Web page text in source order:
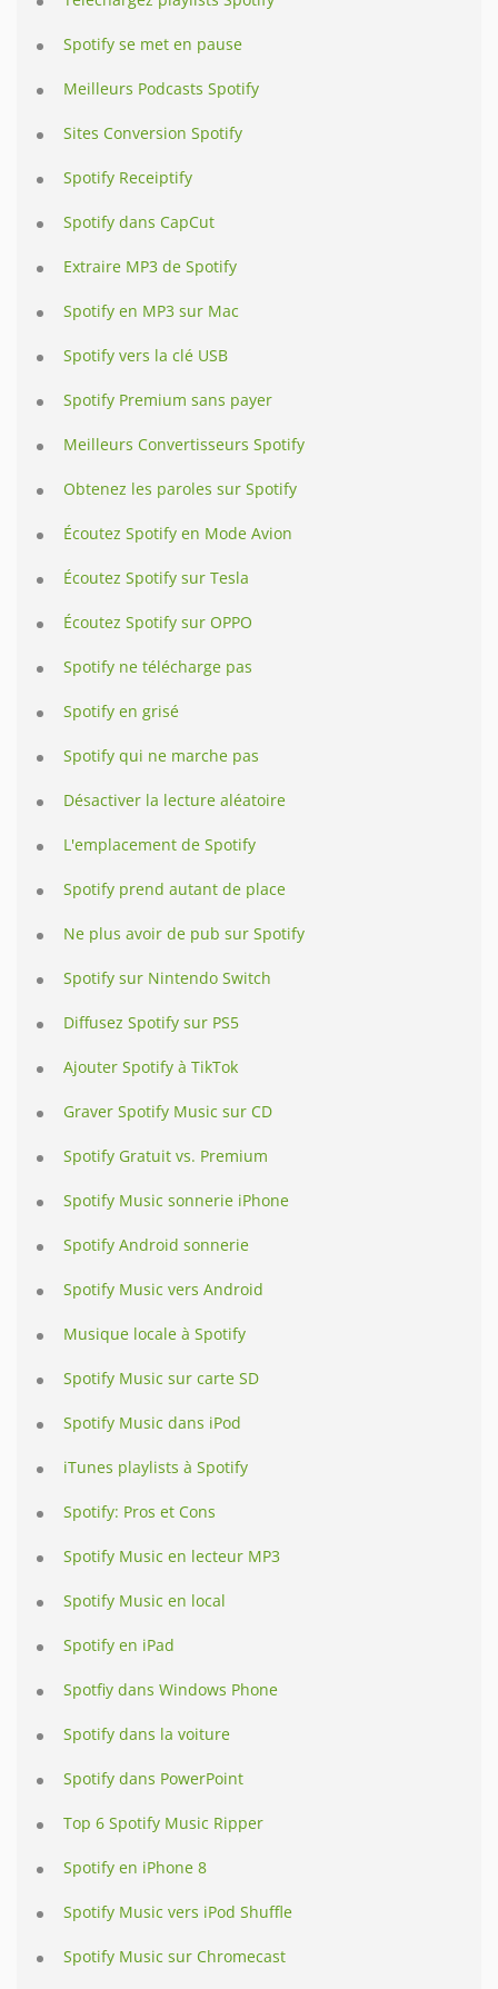
Spotify se met en pause
Meilleurs Podcasts Spotify
Sites Conversion Spotify
Spotify Receiptify
Spotify dans CapCut
Extraire MP3 de Spotify
Spotify en MP3 sur Mac
Spotify vers la clé USB
Spotify Premium sans payer
Meilleurs Convertisseurs Spotify
Obtenez les paroles sur Spotify
Écoutez Spotify en Mode Avion
Écoutez Spotify sur Tesla
Écoutez Spotify sur OPPO
Spotify ne télécharge pas
Spotify en grisé
Spotify qui ne marche pas
Désactiver la lecture aléatoire
L'emplacement de Spotify
Spotify prend autant de place
Ne plus avoir de pub sur Spotify
Spotify sur Nintendo Switch
Diffusez Spotify sur PS5
Ajouter Spotify à TikTok
Graver Spotify Music sur CD
Spotify Gratuit vs. Premium
Spotify Music sonnerie iPhone
Spotify Android sonnerie
Spotify Music vers Android
Musique locale à Spotify
Spotify Music sur carte SD
Spotify Music dans iPod
iTunes playlists à Spotify
Spotify: Pros et Cons
Spotify Music en lecteur MP3
Spotify Music en local
Spotify en iPad
Spotfiy dans Windows Phone
Spotify dans la voiture
Spotify dans PowerPoint
Top 6 Spotify Music Ripper
Spotify en iPhone 8
Spotify Music vers iPod Shuffle
Spotify Music sur Chromecast